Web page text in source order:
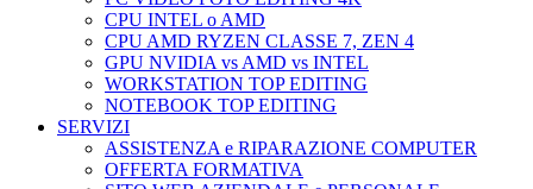
CPU INTEL o AMD
CPU AMD RYZEN CLASSE 7, ZEN 4
GPU NVIDIA vs AMD vs INTEL
WORKSTATION TOP EDITING
NOTEBOOK TOP EDITING
SERVIZI
ASSISTENZA e RIPARAZIONE COMPUTER
OFFERTA FORMATIVA